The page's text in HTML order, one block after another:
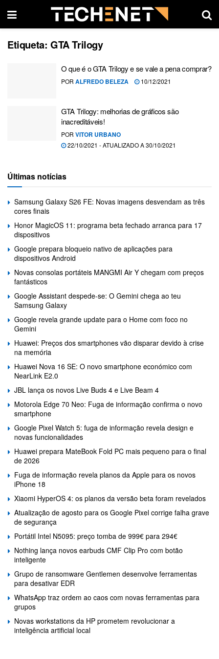
Etiqueta: GTA Trilogy
O que é o GTA Trilogy e se vale a pena comprar?
POR ALFREDO BELEZA 10/12/2021
GTA Trilogy: melhorias de gráficos são
inacreditáveis!
POR VITOR URBANO
22/10/2021 - ATUALIZADO A 30/10/2021
Últimas notícias
Samsung Galaxy S26 FE: Novas imagens desvendam as três
cores finais
Honor MagicOS 11: programa beta fechado arranca para 17
dispositivos
Google prepara bloqueio nativo de aplicações para
dispositivos Android
Novas consolas portáteis MANGMI Air Y chegam com preços
fantásticos
Google Assistant despede-se: O Gemini chega ao teu
Samsung Galaxy
Google revela grande update para o Home com foco no
Gemini
Huawei: Preços dos smartphones vão disparar devido à crise
na memória
Huawei Nova 16 SE: O novo smartphone económico com
NearLink E2.0
JBL lança os novos Live Buds 4 e Live Beam 4
Motorola Edge 70 Neo: Fuga de informação confirma o novo
smartphone
Google Pixel Watch 5: fuga de informação revela design e
novas funcionalidades
Huawei prepara MateBook Fold PC mais pequeno para o final
de 2026
Fuga de informação revela planos da Apple para os novos
iPhone 18
Xiaomi HyperOS 4: os planos da versão beta foram revelados
Atualização de agosto para os Google Pixel corrige falha grave
de segurança
Portátil Intel N5095: preço tomba de 999€ para 294€
Nothing lança novos earbuds CMF Clip Pro com botão
inteligente
Grupo de ransomware Gentlemen desenvolve ferramentas
para desativar EDR
WhatsApp traz ordem ao caos com novas ferramentas para
grupos
Novas workstations da HP prometem revolucionar a
inteligência artificial local